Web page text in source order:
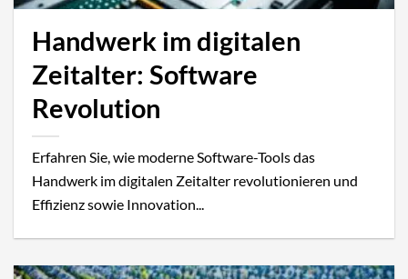
Handwerk im digitalen
Zeitalter: Software
Revolution
Erfahren Sie, wie moderne Software-Tools das
Handwerk im digitalen Zeitalter revolutionieren und
Effizienz sowie Innovation...